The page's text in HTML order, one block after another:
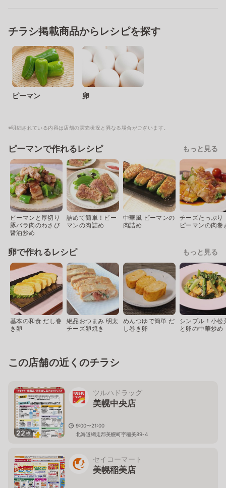
チラシ掲載商品からレシピを探す
ピーマン 卵
※明細されている内容は店舗の実売状況と異なる場合がございます。
ピーマンで作れるレシピ もっと見る
ピーマンと厚切り
豚バラ肉のわさび
醤油炒め
詰めて簡単！ピー
マンの肉詰め
中華風 ピーマンの
肉詰め
チーズたっぷり
ピーマンの肉巻
卵で作れるレシピ もっと見る
基本の和食 だし巻
き卵
絶品おつまみ 明太
チーズ卵焼き
めんつゆで簡単 だ
し巻き卵
シンプル！小松
と卵の中華炒め
この店舗の近くのチラシ
22枚
ツルハドラッグ
美幌中央店
9:00〜21:00
北海道網走郡美幌町字稲美89-4
セイコーマート
美幌稲美店